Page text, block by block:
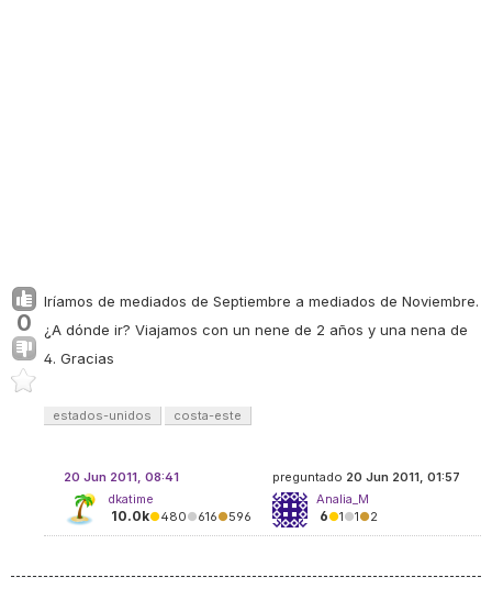
0
Iríamos de mediados de Septiembre a mediados de Noviembre.
¿A dónde ir? Viajamos con un nene de 2 años y una nena de
4. Gracias
estados-unidos costa-este
preguntado 20 Jun 2011, 01:57
Analia_M
6●1●1●2
20 Jun 2011, 08:41
dkatime
10.0k●480●616●596